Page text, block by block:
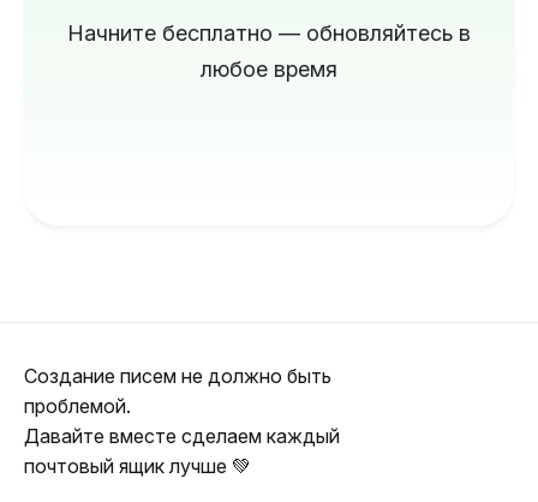
Начните бесплатно — обновляйтесь в
любое время
Создание писем не должно быть
проблемой.
Давайте вместе сделаем каждый
почтовый ящик лучше 💚